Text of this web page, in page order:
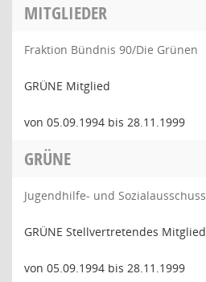
MITGLIEDER
Fraktion Bündnis 90/Die Grünen
GRÜNE Mitglied
von 05.09.1994 bis 28.11.1999
GRÜNE
Jugendhilfe- und Sozialausschuss
GRÜNE Stellvertretendes Mitglied
von 05.09.1994 bis 28.11.1999